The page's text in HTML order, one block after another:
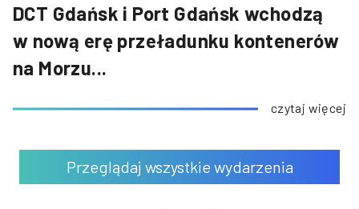
DCT Gdańsk i Port Gdańsk wchodzą
w nową erę przeładunku kontenerów
na Morzu...
czytaj więcej
Przeglądaj wszystkie wydarzenia